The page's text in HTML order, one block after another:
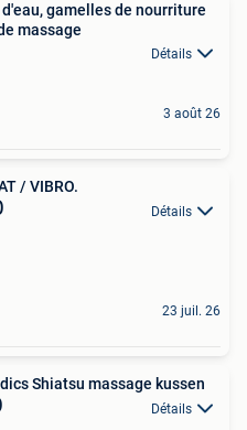
gamelles de nourriture
massage
Détails
3 août 26
/ VIBRO.
Détails
23 juil. 26
Shiatsu massage kussen
Détails